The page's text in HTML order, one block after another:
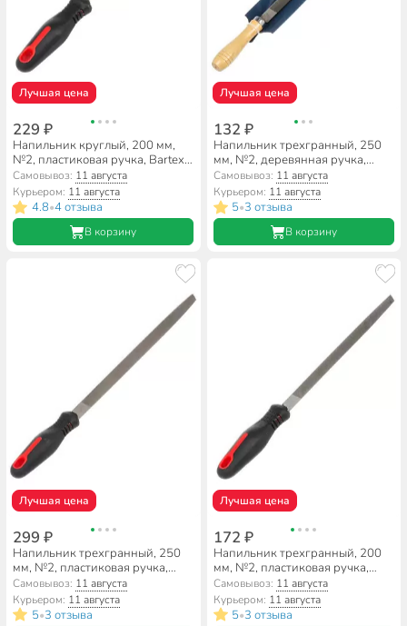
Лучшая цена
229 ₽
Напильник круглый, 200 мм,
№2, пластиковая ручка, Bartex,
12009
Самовывоз: 11 августа
Курьером: 11 августа
4.8•4 отзыва
В корзину
Лучшая цена
132 ₽
Напильник трехгранный, 250
мм, №2, деревянная ручка,
Bartex, 12027
Самовывоз: 11 августа
Курьером: 11 августа
5•3 отзыва
В корзину
Лучшая цена
299 ₽
Напильник трехгранный, 250
мм, №2, пластиковая ручка,
Bartex, 12027
Самовывоз: 11 августа
Курьером: 11 августа
5•3 отзыва
Лучшая цена
172 ₽
Напильник трехгранный, 200
мм, №2, пластиковая ручка,
Bartex, 12026
Самовывоз: 11 августа
Курьером: 11 августа
5•3 отзыва